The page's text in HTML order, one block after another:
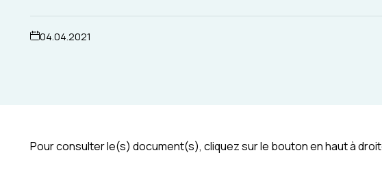
04.04.2021
Pour consulter le(s) document(s), cliquez sur le bouton en haut à